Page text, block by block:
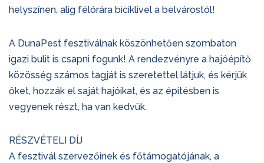
helyszínen, alig félórára biciklivel a belvárostól!
A DunaPest fesztiválnak köszönhetően szombaton
igazi bulit is csapni fogunk! A rendezvényre a hajóépítő
közösség számos tagját is szeretettel látjuk, és kérjük
őket, hozzák el saját hajóikat, és az építésben is
vegyenek részt, ha van kedvük.
RÉSZVÉTELI DÍJ
A fesztivál szervezőinek és főtámogatójának, a